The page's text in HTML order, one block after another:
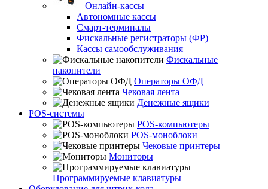
Онлайн-кассы
Автономные кассы
Смарт-терминалы
Фискальные регистраторы (ФР)
Кассы самообслуживания
Фискальные
накопители
Операторы ОФД
Чековая лента
Денежные ящики
POS-системы
POS-компьютеры
POS-моноблоки
Чековые принтеры
Мониторы
Программируемые клавиатуры